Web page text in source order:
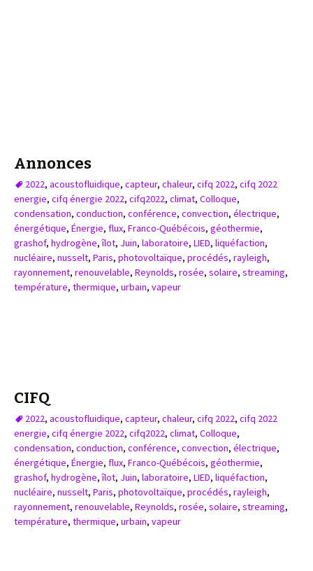
Annonces
2022, acoustofluidique, capteur, chaleur, cifq 2022, cifq 2022
energie, cifq énergie 2022, cifq2022, climat, Colloque,
condensation, conduction, conférence, convection, électrique,
énergétique, Énergie, flux, Franco-Québécois, géothermie,
grashof, hydrogène,îlot, Juin, laboratoire, LIED, liquéfaction,
nucléaire, nusselt, Paris, photovoltaïque, procédés, rayleigh,
rayonnement, renouvelable, Reynolds, rosée, solaire, streaming,
température, thermique, urbain, vapeur
CIFQ
2022, acoustofluidique, capteur, chaleur, cifq 2022, cifq 2022
energie, cifq énergie 2022, cifq2022, climat, Colloque,
condensation, conduction, conférence, convection, électrique,
énergétique, Énergie, flux, Franco-Québécois, géothermie,
grashof, hydrogène,îlot, Juin, laboratoire, LIED, liquéfaction,
nucléaire, nusselt, Paris, photovoltaïque, procédés, rayleigh,
rayonnement, renouvelable, Reynolds, rosée, solaire, streaming,
température, thermique, urbain, vapeur